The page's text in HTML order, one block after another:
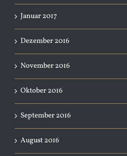
Januar 2017
Dezember 2016
November 2016
Oktober 2016
September 2016
August 2016